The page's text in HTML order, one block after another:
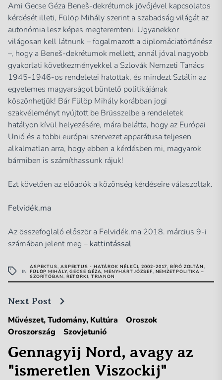
Ami Gecse Géza Beneš-dekrétumok jövőjével kapcsolatos
kérdését illeti, Fülöp Mihály szerint a szabadság világát az
autonómia lesz képes megteremteni. Ugyanekkor
világosan kell látnunk – fogalmazott a diplomáciatörténész
–, hogy a Beneš-dekrétumok mellett, annál jóval nagyobb
gyakorlati következményekkel a Szlovák Nemzeti Tanács
1945-1946-os rendeletei hatottak, és mindezt Sztálin az
egyetemes magyarságot büntető politikájának
köszönhetjük! Bár Fülöp Mihály korábban jogi
szakvéleményt nyújtott be Brüsszelbe a rendeletek
hatályon kívül helyezésére, mára belátta, hogy az Európai
Unió és a többi európai szervezet apparátusa teljesen
alkalmatlan arra, hogy ebben a kérdésben mi, magyarok
bármiben is számíthassunk rájuk!
Ezt követően az előadók a közönség kérdéseire válaszoltak.
Felvidék.ma
Az összefoglaló először a Felvidék.ma 2018. március 9-i
számában jelent meg – kattintással
IN
ASPEKTUS, ASPEKTUS - HATÁROK NÉLKÜL 2002-2017,BÍRÓ ZOLTÁN,
FÜLÖP MIHÁLY,GECSE GÉZA,MENYHÁRT JÓZSEF, NEMZETPOLITIKA –
SZORÍTÓBAN, RETÖRKI, TRIANON
Next Post
Művészet, Tudomány, Kultúra
Oroszok
Oroszország
Szovjetunió
Gennagyij Nord, avagy az
"ismeretlen Viszockij"